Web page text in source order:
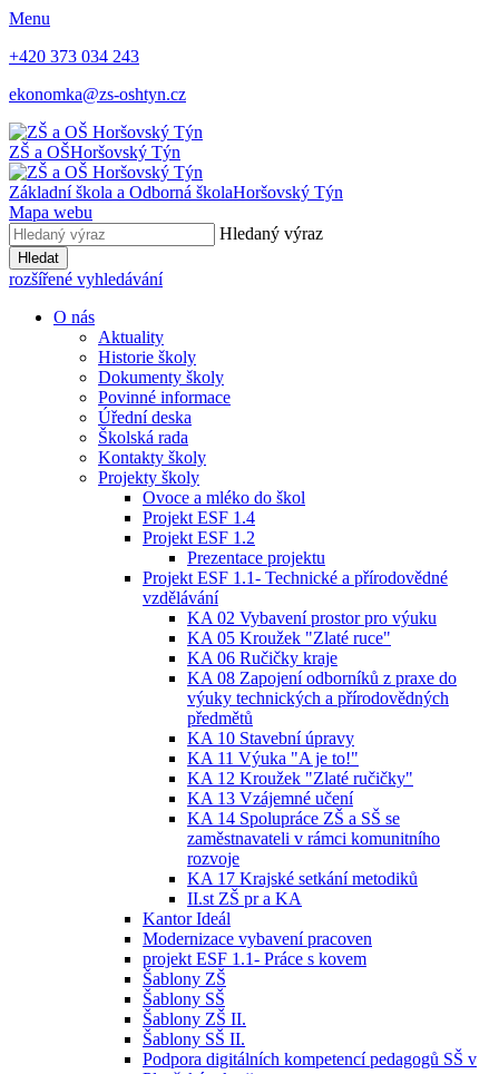
Menu
+420 373 034 243
ekonomka@zs-oshtyn.cz
ZŠ a OŠHoršovský Týn
Základní škola a Odborná školaHoršovský Týn
Mapa webu
Hledaný výraz
Hledat
rozšířené vyhledávání
O nás
Aktuality
Historie školy
Dokumenty školy
Povinné informace
Úřední deska
Školská rada
Kontakty školy
Projekty školy
Ovoce a mléko do škol
Projekt ESF 1.4
Projekt ESF 1.2
Prezentace projektu
Projekt ESF 1.1- Technické a přírodovědné
vzdělávání
KA 02 Vybavení prostor pro výuku
KA 05 Kroužek "Zlaté ruce"
KA 06 Ručičky kraje
KA 08 Zapojení odborníků z praxe do
výuky technických a přírodovědných
předmětů
KA 10 Stavební úpravy
KA 11 Výuka "A je to!"
KA 12 Kroužek "Zlaté ručičky"
KA 13 Vzájemné učení
KA 14 Spolupráce ZŠ a SŠ se
zaměstnavateli v rámci komunitního
rozvoje
KA 17 Krajské setkání metodiků
II.st ZŠ pr a KA
Kantor Ideál
Modernizace vybavení pracoven
projekt ESF 1.1- Práce s kovem
Šablony ZŠ
Šablony SŠ
Šablony ZŠ II.
Šablony SŠ II.
Podpora digitálních kompetencí pedagogů SŠ v